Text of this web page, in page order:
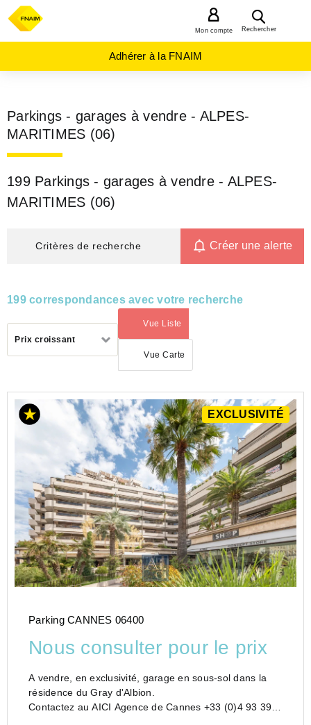
Rechercher
Mon compte
Adhérer à la FNAIM
Parkings - garages à vendre - ALPES-
MARITIMES (06)
199 Parkings - garages à vendre - ALPES-
MARITIMES (06)
Critères de recherche Créer une alerte
199 correspondances avec votre recherche
Prix croissant
Vue Liste
(activé)
Vue Carte
ACHAT
PARKING
AZUR
ALPES-
MARITIMES
(06)
EXCLUSIVITÉ
Parking CANNES 06400
Nous consulter pour le prix
A vendre, en exclusivité, garage en sous-sol dans la
résidence du Gray d'Albion.
Contactez au AICI Agence de Cannes +33 (0)4 93 39